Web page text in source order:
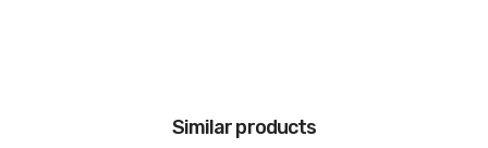
Similar products